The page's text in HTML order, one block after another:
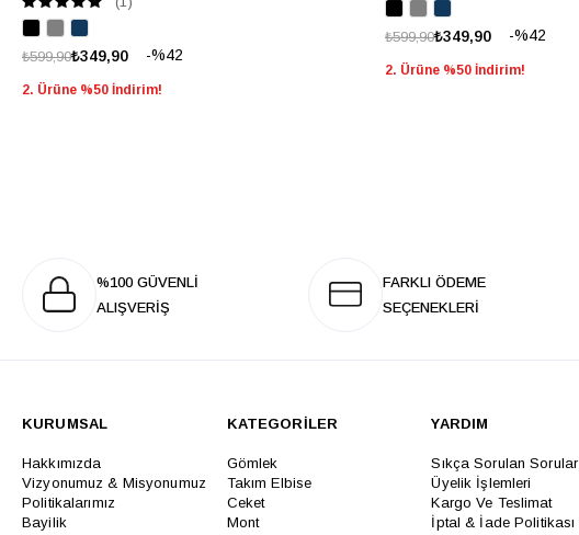
%42
₺349,90
₺599,90
2. Ürüne %50 İndirim!
%42
₺349,90
₺599,90
2. Ürüne %50 İndirim!
%100 GÜVENLİ
ALIŞVERİŞ
FARKLI ÖDEME
SEÇENEKLERİ
KURUMSAL
Hakkımızda
Vizyonumuz & Misyonumuz
Politikalarımız
Bayilik
KATEGORİLER
Gömlek
Takım Elbise
Ceket
Mont
YARDIM
Sıkça Sorulan Sorular
Üyelik İşlemleri
Kargo Ve Teslimat
İptal & İade Politikası